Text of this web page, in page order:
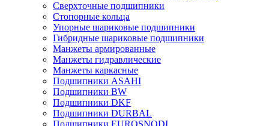
Сверхточные подшипники
Стопорные кольца
Упорные шариковые подшипники
Гибридные шариковые подшипники
Манжеты армированные
Манжеты гидравлические
Манжеты каркасные
Подшипники ASAHI
Подшипники BW
Подшипники DKF
Подшипники DURBAL
Подшипники EUROSNODI